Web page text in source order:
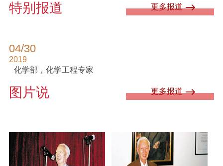
特别报道 更多报道
04/30
2019
化学部，化学工程专家
图片说 更多报道